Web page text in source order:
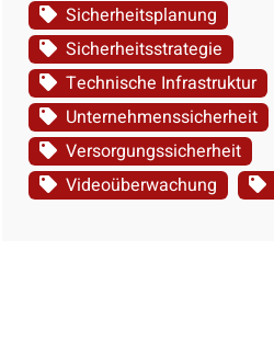
Sicherheitsplanung
Sicherheitsstrategie
Technische Infrastruktur
Unternehmenssicherheit
Versorgungssicherheit
Videoüberwachung